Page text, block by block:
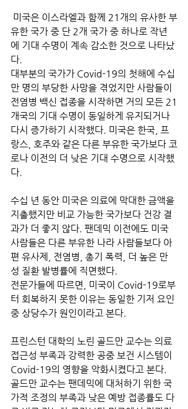
유한 국가 중 단 2개 국가 중 하나로 작년
에 기대 수명이 계속 감소한 것으로 나타났
다.
대부분의 국가가 Covid-19의 첫해에 수십
만 명의 부당한 사망을 겪었지만 사람들이
전염병 백신 접종을 시작하면 거의 모든 21
개국의 기대 수명이 동일하게 유지되거나
다시 증가하기 시작했다. 미국은 한국, 프
랑스, 호주와 같은 다른 부유한 국가보다 코
로나 이전의 더 낮은 기대 수명으로 시작했
다.
수십 년 동안 미국은 의료에 막대한 금액을
지출했지만 비교 가능한 국가보다 건강 결
과가 더 좋지 않다. 팬데믹 이전에도 미국
사람들은 다른 부유한 나라 사람들보다 아
편 유사제, 전염병, 총기 폭력, 더 높은 만
성 질환 발병률에 직면했다.
전문가들에 따르면, 미국이 Covid-19로부
터 회복하지 못한 이유는 동일한 기저 요인
중 상당수가 원인이라고 본다.
프린스턴 대학의 노린 골드만 교수는 의료
접근성 부족과 강력한 공중 보건 시스템이
Covid-19의 영향을 악화시켰다고 본다.
골드만 교수는 팬데믹에 대처하기 위한 국
가적 조정의 부족과 낮은 예방 접종률도 다